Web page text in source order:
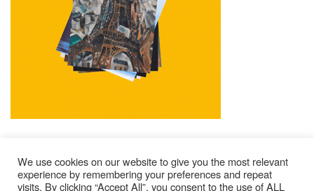
We use cookies on our website to give you the most relevant
experience by remembering your preferences and repeat
visits. By clicking “Accept All”, you consent to the use of ALL